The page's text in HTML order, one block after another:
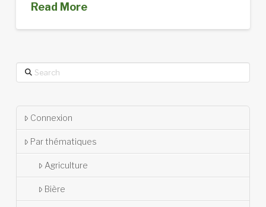
Read More
Search
Connexion
Par thématiques
Agriculture
Bière